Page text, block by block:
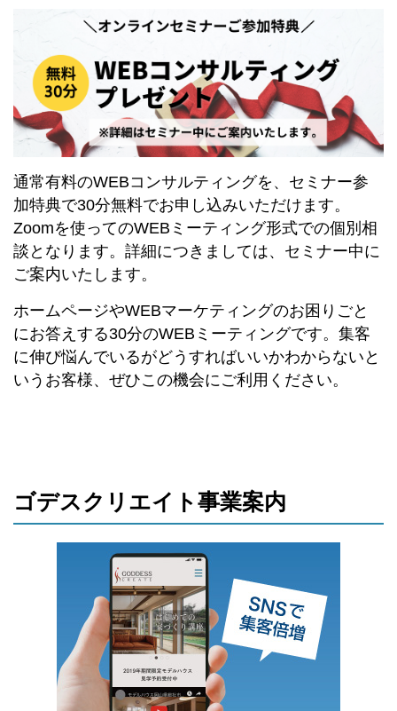
通常有料のWEBコンサルティングを、セミナー参
加特典で30分無料でお申し込みいただけます。
Zoomを使ってのWEBミーティング形式での個別相
談となります。詳細につきましては、セミナー中に
ご案内いたします。
ホームページやWEBマーケティングのお困りごと
にお答えする30分のWEBミーティングです。集客
に伸び悩んでいるがどうすればいいかわからないと
いうお客様、ぜひこの機会にご利用ください。
ゴデスクリエイト事業案内